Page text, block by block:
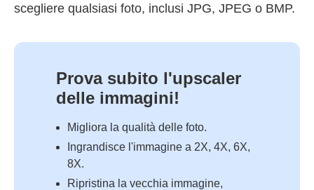
scegliere qualsiasi foto, inclusi JPG, JPEG o BMP.
Prova subito l'upscaler
delle immagini!
Migliora la qualità delle foto.
Ingrandisce l'immagine a 2X, 4X, 6X,
8X.
Ripristina la vecchia immagine,